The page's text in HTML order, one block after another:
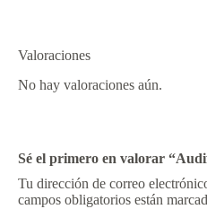
Valoraciones
No hay valoraciones aún.
Sé el primero en valorar
Tu dirección de correo
campos obligatorios están